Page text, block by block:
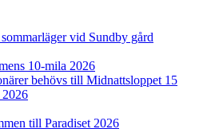
vid Sundby gård
10-mila 2026
behövs till Midnattsloppet 15
2026
till Paradiset 2026